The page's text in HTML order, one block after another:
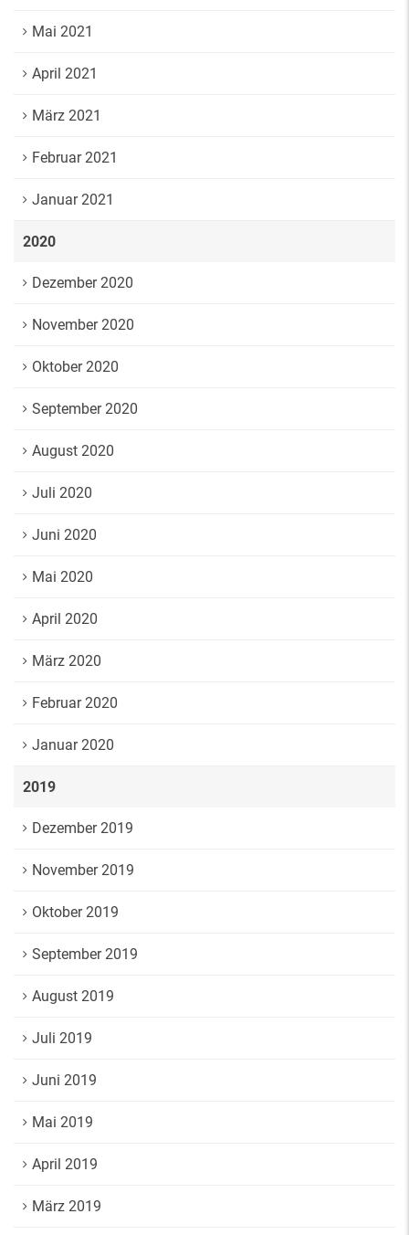
Mai 2021
April 2021
März 2021
Februar 2021
Januar 2021
2020
Dezember 2020
November 2020
Oktober 2020
September 2020
August 2020
Juli 2020
Juni 2020
Mai 2020
April 2020
März 2020
Februar 2020
Januar 2020
2019
Dezember 2019
November 2019
Oktober 2019
September 2019
August 2019
Juli 2019
Juni 2019
Mai 2019
April 2019
März 2019